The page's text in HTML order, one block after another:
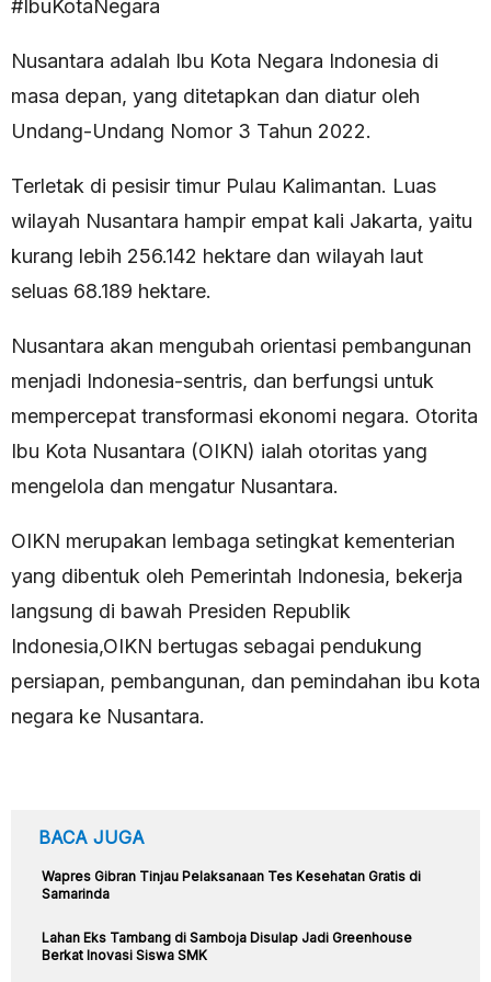
#IbuKotaNegara
Nusantara adalah Ibu Kota Negara Indonesia di
masa depan, yang ditetapkan dan diatur oleh
Undang-Undang Nomor 3 Tahun 2022.
Terletak di pesisir timur Pulau Kalimantan. Luas
wilayah Nusantara hampir empat kali Jakarta, yaitu
kurang lebih 256.142 hektare dan wilayah laut
seluas 68.189 hektare.
Nusantara akan mengubah orientasi pembangunan
menjadi Indonesia-sentris, dan berfungsi untuk
mempercepat transformasi ekonomi negara. Otorita
Ibu Kota Nusantara (OIKN) ialah otoritas yang
mengelola dan mengatur Nusantara.
OIKN merupakan lembaga setingkat kementerian
yang dibentuk oleh Pemerintah Indonesia, bekerja
langsung di bawah Presiden Republik
Indonesia,OIKN bertugas sebagai pendukung
persiapan, pembangunan, dan pemindahan ibu kota
negara ke Nusantara.
BACA JUGA
Wapres Gibran Tinjau Pelaksanaan Tes Kesehatan Gratis di
Samarinda
Lahan Eks Tambang di Samboja Disulap Jadi Greenhouse
Berkat Inovasi Siswa SMK